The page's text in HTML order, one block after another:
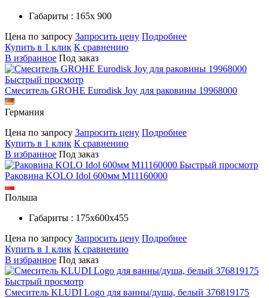
Габариты : 165х 900
Цена по запросу Запросить цену Подробнее
Купить в 1 клик К сравнению
В избранное Под заказ
Быстрый просмотр
Смеситель GROHE Eurodisk Joy для раковины 19968000
Германия
Цена по запросу Запросить цену Подробнее
Купить в 1 клик К сравнению
В избранное Под заказ
Быстрый просмотр
Раковина KOLO Idol 600мм M11160000
Польша
Габариты : 175х600х455
Цена по запросу Запросить цену Подробнее
Купить в 1 клик К сравнению
В избранное Под заказ
Быстрый просмотр
Смеситель KLUDI Logo для ванны/душа, белый 376819175